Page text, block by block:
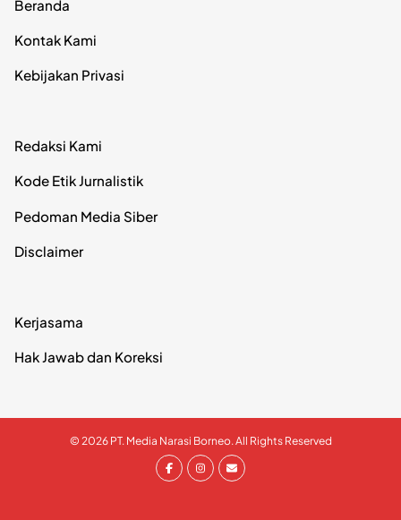
Beranda
Kontak Kami
Kebijakan Privasi
Redaksi Kami
Kode Etik Jurnalistik
Pedoman Media Siber
Disclaimer
Kerjasama
Hak Jawab dan Koreksi
© 2026 PT. Media Narasi Borneo. All Rights Reserved